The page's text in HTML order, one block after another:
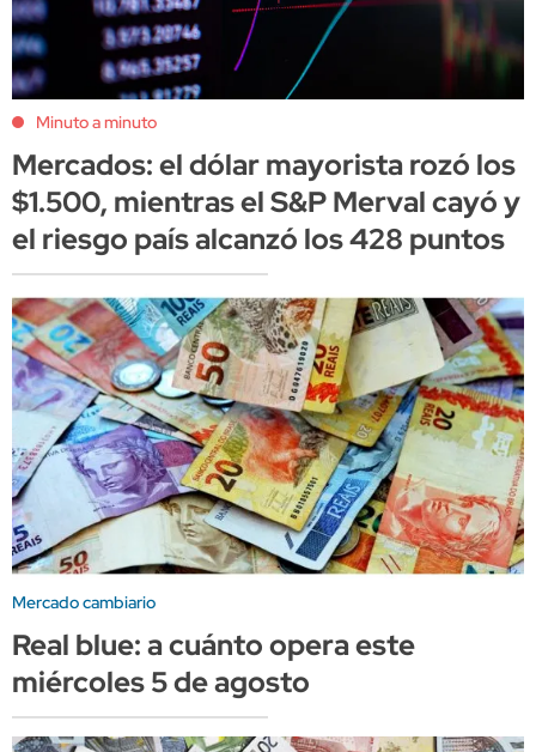
Minuto a minuto
Mercados: el dólar mayorista rozó los
$1.500, mientras el S&P Merval cayó y
el riesgo país alcanzó los 428 puntos
Mercado cambiario
Real blue: a cuánto opera este
miércoles 5 de agosto